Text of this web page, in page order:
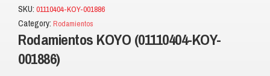
SKU: 01110404-KOY-001886
Category: Rodamientos
Rodamientos KOYO (01110404-KOY-
001886)